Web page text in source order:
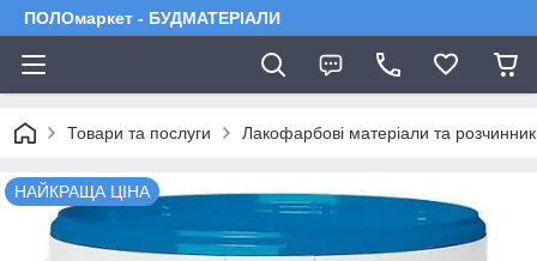
ПОЛОмаркет - БУДМАТЕРІАЛИ
Товари та послуги Лакофарбові матеріали та
НАЙКРАЩА ЦІНА